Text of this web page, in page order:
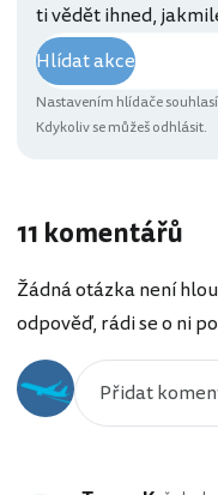
ti vědět ihned,
Hlídat akce
Nastavením hlídače
Kdykoliv se můžeš odhlásit.
11 komentářů
Žádná otázka není
odpověď, rádi se o ni